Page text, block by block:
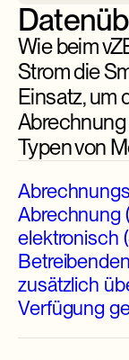
Wie beim
Strom die
Einsatz, um
Typen von
Abrechnung
elektronisch
zusätzlich
Verfügung